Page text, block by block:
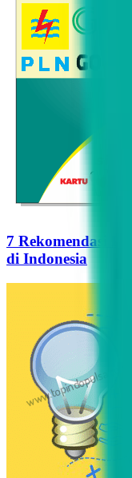
7 Rekomendasi
di Indonesia